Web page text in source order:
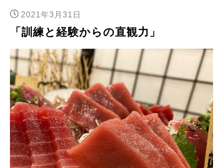
2021年3月31日
「訓練と経験からの直観力」